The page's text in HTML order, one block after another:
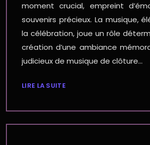
moment crucial, empreint
souvenirs précieux. La musique,
la célébration, joue un rôle
création d’une ambiance
judicieux de musique de clôture…
LIRE LA SUITE